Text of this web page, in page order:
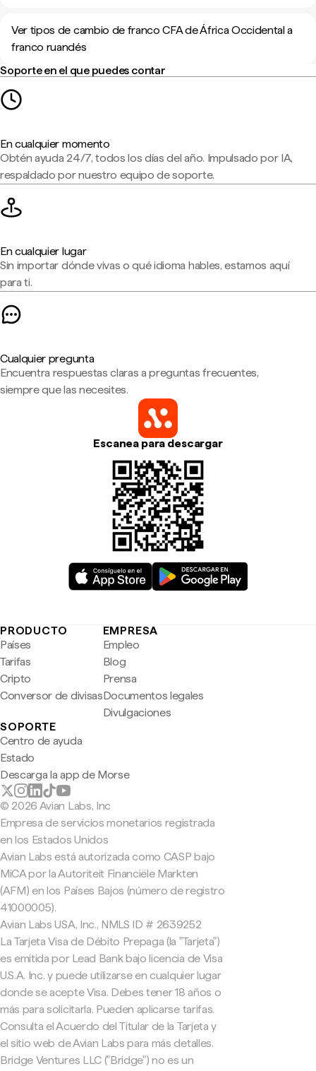
Ver tipos de cambio de franco CFA de África Occidental a
franco ruandés
Soporte en el que puedes contar
En cualquier momento
Obtén ayuda 24/7, todos los días del año. Impulsado por IA,
respaldado por nuestro equipo de soporte.
En cualquier lugar
Sin importar dónde vivas o qué idioma hables, estamos aquí
para ti.
Cualquier pregunta
Encuentra respuestas claras a preguntas frecuentes,
siempre que las necesites.
Escanea para descargar
PRODUCTO
Países
Tarifas
Cripto
Conversor de divisas
EMPRESA
Empleo
Blog
Prensa
Documentos legales
Divulgaciones
SOPORTE
Centro de ayuda
Estado
Descarga la app de Morse
© 2026 Avian Labs, Inc
Empresa de servicios monetarios registrada
en los Estados Unidos
Avian Labs está autorizada como CASP bajo
MiCA por la Autoriteit Financiële Markten
(AFM) en los Países Bajos (número de registro
41000005).
Avian Labs USA, Inc., NMLS ID # 2639252
La Tarjeta Visa de Débito Prepaga (la "Tarjeta")
es emitida por Lead Bank bajo licencia de Visa
U.S.A. Inc. y puede utilizarse en cualquier lugar
donde se acepte Visa. Debes tener 18 años o
más para solicitarla. Pueden aplicarse tarifas.
Consulta el Acuerdo del Titular de la Tarjeta y
el sitio web de Avian Labs para más detalles.
Bridge Ventures LLC ("Bridge") no es un